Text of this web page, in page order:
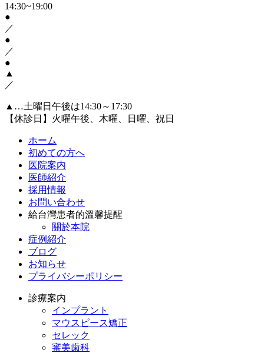
14:30~19:00
●
／
●
／
●
▲
／
▲…土曜日午後は14:30～17:30
【休診日】火曜午後、木曜、日曜、祝日
ホーム
初めての方へ
医院案内
医師紹介
採用情報
お問い合わせ
給台灣患者的溫馨提醒
關於本院
症例紹介
ブログ
お知らせ
プライバシーポリシー
診療案内
インプラント
マウスピース矯正
セレック
審美歯科